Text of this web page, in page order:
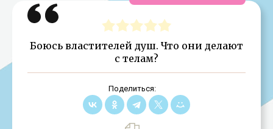
Боюсь властителей душ. Что они делают
с телам?
Поделиться: